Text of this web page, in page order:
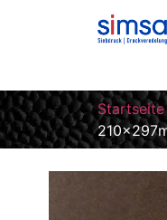
Startseite